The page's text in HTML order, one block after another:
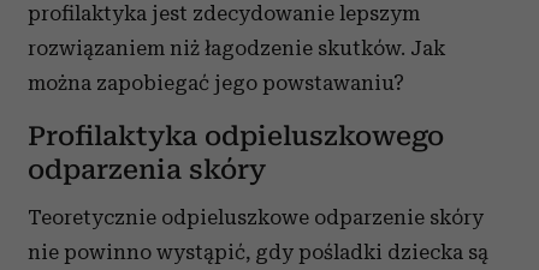
profilaktyka jest zdecydowanie lepszym
rozwiązaniem niż łagodzenie skutków. Jak
można zapobiegać jego powstawaniu?
Profilaktyka odpieluszkowego
odparzenia skóry
Teoretycznie odpieluszkowe odparzenie skóry
nie powinno wystąpić, gdy pośladki dziecka są